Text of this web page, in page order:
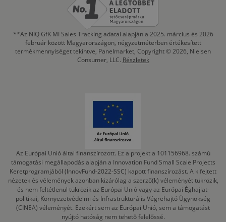
**Az NIQ GfK MI Sales Tracking adatai alapján a 2025. március és 2026
február között Magyarországon, négyzetméterben értékesített
termékmennyiséget tekintve, Panelmarket, Copyright © 2026, Nielsen
Consumer, LLC. Részletek
Az Európai Unió által finanszírozott. Ez a projekt a 101156968. számú
támogatási megállapodás alapján a Innovation Fund Small Scale Projects
Keretprogramjából (InnovFund-2022-SSC) kapott finanszírozást. A kifejtett
nézetek és vélemények azonban kizárólag a szerző(k) véleményét tükrözik,
és nem feltétlenül tükrözik az Európai Unió vagy az Európai Éghajlat-
politikai, Környezetvédelmi és Infrastrukturális Végrehajtó Ügynökség
(CINEA) véleményét. Ezekért sem az Európai Unió, sem a támogatást
nyújtó hatóság nem tehető felelőssé.